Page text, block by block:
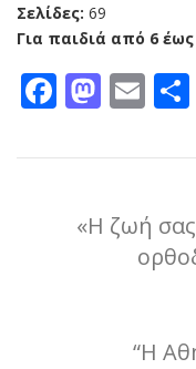
Σελίδες: 69
Για παιδιά από 6
Facebook
«Η ζωή
“Η